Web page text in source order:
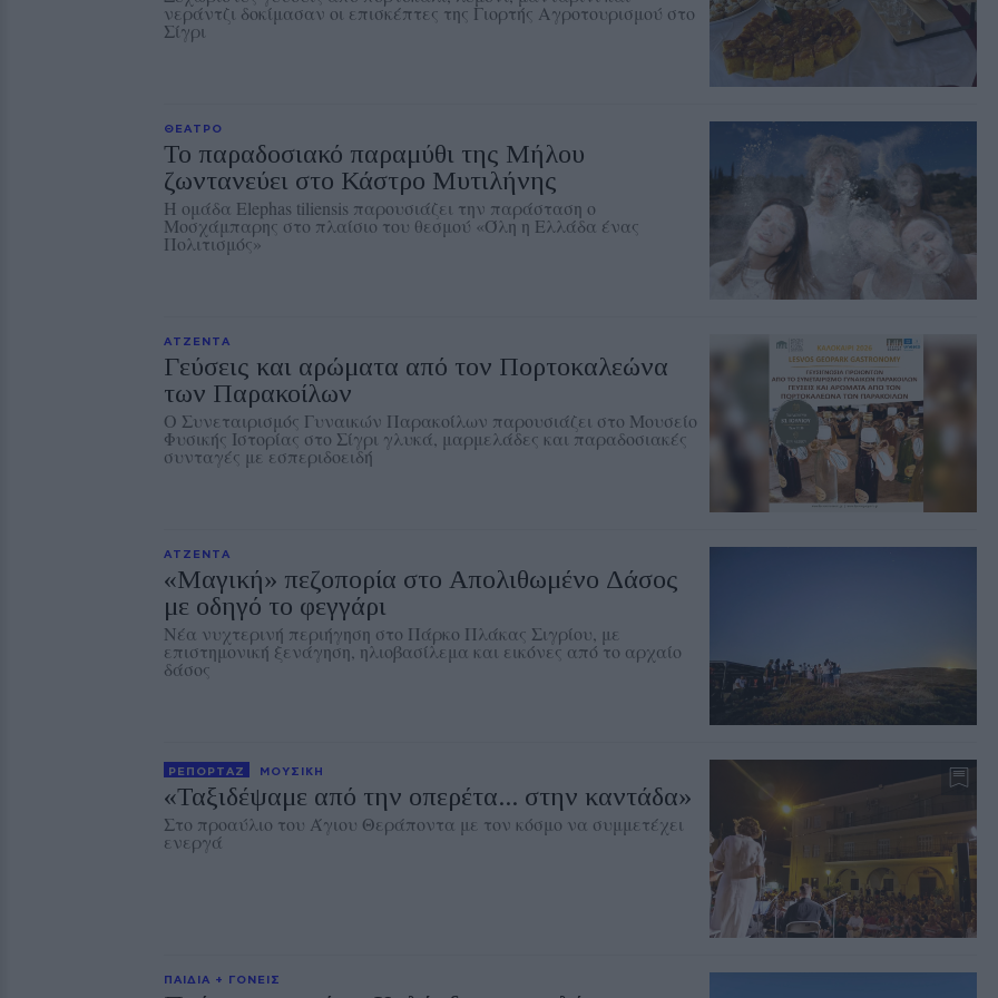
νεράντζι δοκίμασαν οι επισκέπτες της Γιορτής Αγροτουρισμού στο
Σίγρι
ΘΕΑΤΡΟ
Το παραδοσιακό παραμύθι της Μήλου
ζωντανεύει στο Κάστρο Μυτιλήνης
Η ομάδα Elephas tiliensis παρουσιάζει την παράσταση o
Μοσχάμπαρης στο πλαίσιο του θεσμού «Όλη η Ελλάδα ένας
Πολιτισμός»
ΑΤΖΕΝΤΑ
Γεύσεις και αρώματα από τον Πορτοκαλεώνα
των Παρακοίλων
Ο Συνεταιρισμός Γυναικών Παρακοίλων παρουσιάζει στο Μουσείο
Φυσικής Ιστορίας στο Σίγρι γλυκά, μαρμελάδες και παραδοσιακές
συνταγές με εσπεριδοειδή
ΑΤΖΕΝΤΑ
«Μαγική» πεζοπορία στο Απολιθωμένο Δάσος
με οδηγό το φεγγάρι
Νέα νυχτερινή περιήγηση στο Πάρκο Πλάκας Σιγρίου, με
επιστημονική ξενάγηση, ηλιοβασίλεμα και εικόνες από το αρχαίο
δάσος
ΡΕΠΟΡΤΑΖ ΜΟΥΣΙΚΗ
«Ταξιδέψαμε από την οπερέτα... στην καντάδα»
Στο προαύλιο του Άγιου Θεράποντα με τον κόσμο να συμμετέχει
ενεργά
ΠΑΙΔΙΑ + ΓΟΝΕΙΣ